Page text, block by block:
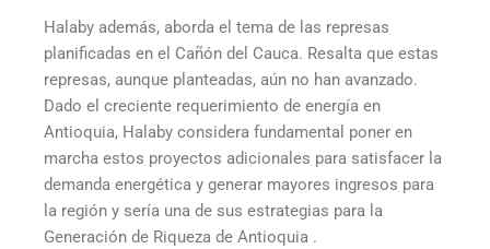
Halaby además, aborda el tema de las represas
planificadas en el Cañón del Cauca. Resalta que estas
represas, aunque planteadas, aún no han avanzado.
Dado el creciente requerimiento de energía en
Antioquia, Halaby considera fundamental poner en
marcha estos proyectos adicionales para satisfacer la
demanda energética y generar mayores ingresos para
la región y sería una de sus estrategias para la
Generación de Riqueza de Antioquia .